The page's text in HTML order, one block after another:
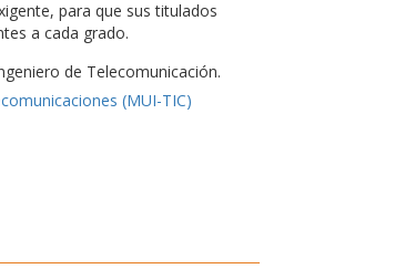
para que sus titulados
a cada grado.
de Telecomunicación.
(MUI-TIC)